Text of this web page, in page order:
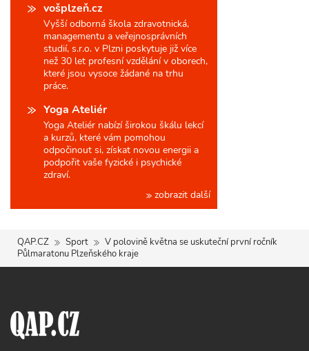
vošplzeň.cz
Vyšší odborná škola zdravotnická,
managementu a veřejnosprávních
studií, s.r.o. v Plzni poskytuje již více
než 30 let profesní vzdělání v oborech,
které jsou vysoce žádané na trhu
práce.
Yoga Ateliér
Yoga Ateliér nabízí širokou škálu lekcí
a kurzů, které vám pomohou
odpočinout si, získat novou energii a
podpořit vaše fyzické i psychické
zdraví.
zobrazit další
QAP.CZ Sport
V polovině května se uskuteční první ročník
Půlmaratonu Plzeňského kraje